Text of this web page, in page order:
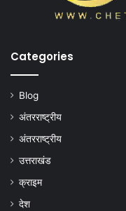
Categories
Blog
अंतरराष्ट्रीय
अंतरराष्ट्रीय
उत्तराखंड
क्राइम
देश